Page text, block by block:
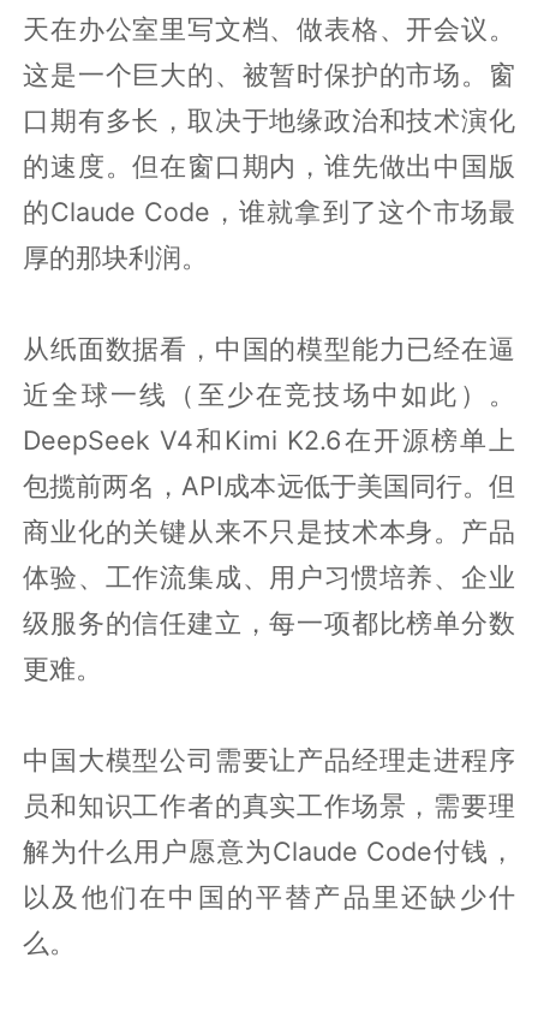
天在办公室里写文档、做表格、开会议。
这是一个巨大的、被暂时保护的市场。窗
口期有多长，取决于地缘政治和技术演化
的速度。但在窗口期内，谁先做出中国版
的Claude Code，谁就拿到了这个市场最
厚的那块利润。
从纸面数据看，中国的模型能力已经在逼
近全球一线（至少在竞技场中如此）。
DeepSeek V4和Kimi K2.6在开源榜单上
包揽前两名，API成本远低于美国同行。但
商业化的关键从来不只是技术本身。产品
体验、工作流集成、用户习惯培养、企业
级服务的信任建立，每一项都比榜单分数
更难。
中国大模型公司需要让产品经理走进程序
员和知识工作者的真实工作场景，需要理
解为什么用户愿意为Claude Code付钱，
以及他们在中国的平替产品里还缺少什
么。